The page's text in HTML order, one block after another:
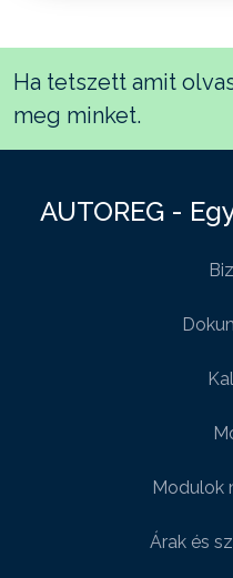
Ha tetszett amit
meg minket.
AUTOREG -
Modulok
Árak és